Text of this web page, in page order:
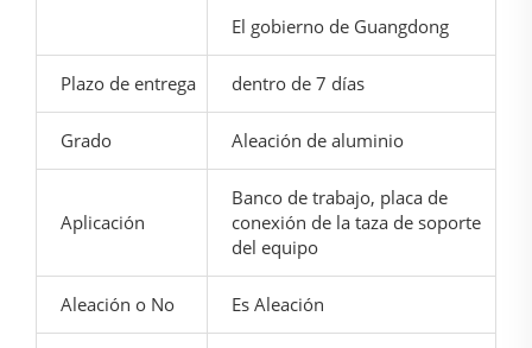
El gobierno de Guangdong
Plazo de entrega dentro de 7 días
Grado Aleación de aluminio
Aplicación
Banco de trabajo, placa de
conexión de la taza de soporte
del equipo
Aleación o No Es Aleación